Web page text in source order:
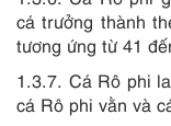
cá trưởng thành
tương ứng từ 41
1.3.7. Cá Rô phi
cá Rô phi vằn và